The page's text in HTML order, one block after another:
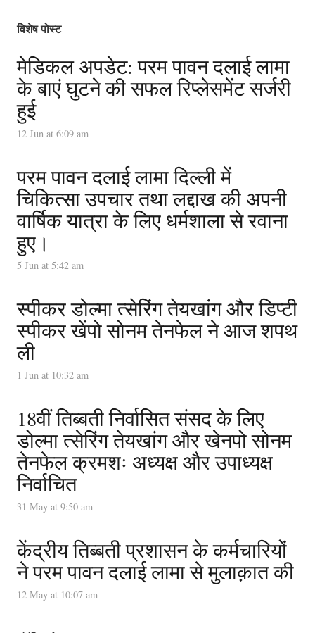
विशेष पोस्ट
मेडिकल अपडेट: परम पावन दलाई लामा
के बाएं घुटने की सफल रिप्लेसमेंट सर्जरी
हुई
12 Jun at 6:09 am
परम पावन दलाई लामा दिल्ली में
चिकित्सा उपचार तथा लद्दाख की अपनी
वार्षिक यात्रा के लिए धर्मशाला से रवाना
हुए।
5 Jun at 5:42 am
स्पीकर डोल्मा त्सेरिंग तेयखांग और डिप्टी
स्पीकर खेंपो सोनम तेनफेल ने आज शपथ
ली
1 Jun at 10:32 am
18वीं तिब्बती निर्वासित संसद के लिए
डोल्मा त्सेरिंग तेयखांग और खेनपो सोनम
तेनफेल क्रमशः अध्यक्ष और उपाध्यक्ष
निर्वाचित
31 May at 9:50 am
केंद्रीय तिब्बती प्रशासन के कर्मचारियों
ने परम पावन दलाई लामा से मुलाक़ात की
12 May at 10:07 am